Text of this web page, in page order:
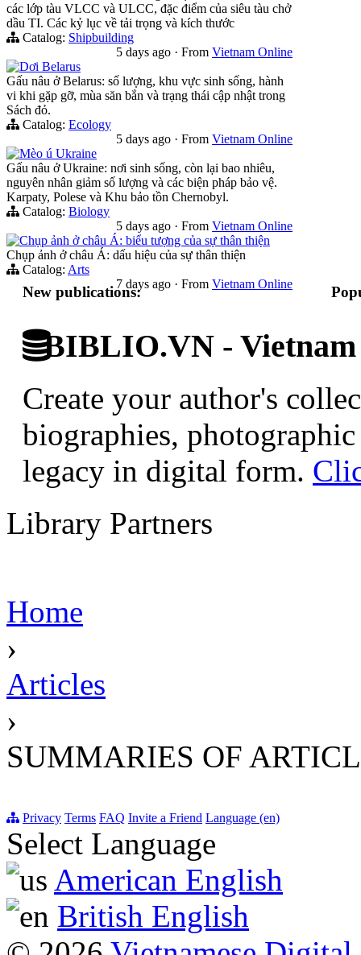
các lớp tàu VLCC và ULCC, đặc điểm của siêu tàu chở
dầu TI. Các kỷ lục về tải trọng và kích thước
Catalog: Shipbuilding
5 days ago · From Vietnam Online
Dơi Belarus
Gấu nâu ở Belarus: số lượng, khu vực sinh sống, hành
vi khi gặp gỡ, mùa săn bắn và trạng thái cập nhật trong
Sách đỏ.
Catalog: Ecology
5 days ago · From Vietnam Online
Mèo ú Ukraine
Gấu nâu ở Ukraine: nơi sinh sống, còn lại bao nhiêu,
nguyên nhân giảm số lượng và các biện pháp bảo vệ.
Karpaty, Polese và Khu bảo tồn Chernobyl.
Catalog: Biology
5 days ago · From Vietnam Online
Chụp ảnh ở châu Á: biểu tượng của sự thân thiện
Chụp ảnh ở châu Á: dấu hiệu của sự thân thiện
Catalog: Arts
7 days ago · From Vietnam Online
New publications:
BIBLIO.VN -
Create your author's
biographies,
legacy in digital form.
Library Partners
Home
›
Articles
›
SUMMARIES OF
Privacy Terms FAQ Invite a Friend Language (en)
Select Language
American English
British English